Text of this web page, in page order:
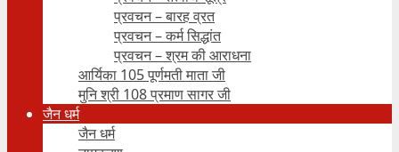
प्रवचन – बारह व्रत
प्रवचन – कर्म सिद्धांत
प्रवचन – श्रम की आराधना
आर्यिका 105 पूर्णमती माता जी
मुनि श्री 108 प्रमाण सागर जी
जैन धर्म
जैन धर्म